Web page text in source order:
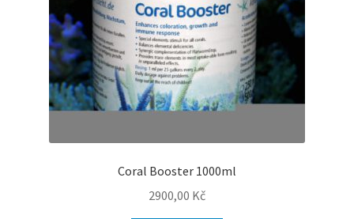
Coral Booster 1000ml
2900,00 Kč